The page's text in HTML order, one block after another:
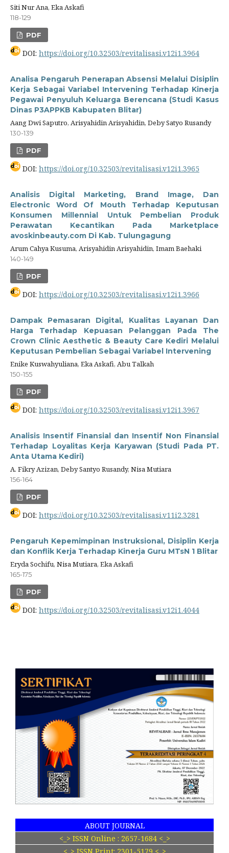
Siti Nur Ana, Eka Askafi
118-129
PDF
DOI: https://doi.org/10.32503/revitalisasi.v12i1.3964
Analisa Pengaruh Penerapan Absensi Melalui Disiplin
Kerja Sebagai Variabel Intervening Terhadap Kinerja
Pegawai Penyuluh Keluarga Berencana (Studi Kasus
Dinas P3APPKB Kabupaten Blitar)
Aang Dwi Saputro, Arisyahidin Arisyahidin, Deby Satyo Rusandy
130-139
PDF
DOI: https://doi.org/10.32503/revitalisasi.v12i1.3965
Analisis Digital Marketing, Brand Image, Dan
Electronic Word Of Mouth Terhadap Keputusan
Konsumen Millennial Untuk Pembelian Produk
Perawatan Kecantikan Pada Marketplace
avoskinbeauty.com Di Kab. Tulungagung
Arum Cahya Kusuma, Arisyahidin Arisyahidin, Imam Baehaki
140-149
PDF
DOI: https://doi.org/10.32503/revitalisasi.v12i1.3966
Dampak Pemasaran Digital, Kualitas Layanan Dan
Harga Terhadap Kepuasan Pelanggan Pada The
Crown Clinic Aesthetic & Beauty Care Kediri Melalui
Keputusan Pembelian Sebagai Variabel Intervening
Enike Kuswahyuliana, Eka Askafi, Abu Talkah
150-155
PDF
DOI: https://doi.org/10.32503/revitalisasi.v12i1.3967
Analisis Insentif Finansial dan Insentif Non Finansial
Terhadap Loyalitas Kerja Karyawan (Studi Pada PT.
Anta Utama Kediri)
A. Fikry Azizan, Deby Santyo Rusandy, Nisa Mutiara
156-164
PDF
DOI: https://doi.org/10.32503/revitalisasi.v11i2.3281
Pengaruh Kepemimpinan Instruksional, Disiplin Kerja
dan Konflik Kerja Terhadap Kinerja Guru MTsN 1 Blitar
Eryda Sochifu, Nisa Mutiara, Eka Askafi
165-175
PDF
DOI: https://doi.org/10.32503/revitalisasi.v12i1.4044
ABOUT JOURNAL
<_> ISSN Online : 2657-1684 <_>